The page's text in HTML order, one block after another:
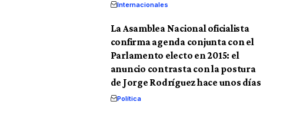
Internacionales
La Asamblea Nacional oficialista
confirma agenda conjunta con el
Parlamento electo en 2015: el
anuncio contrasta con la postura
de Jorge Rodríguez hace unos días
Política